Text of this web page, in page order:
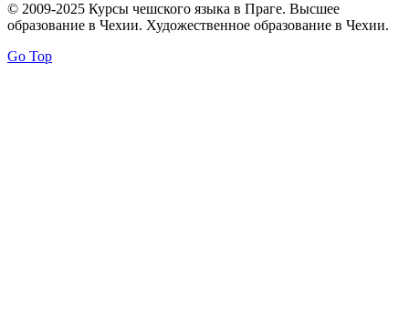
© 2009-2025 Курсы чешского языка в Праге. Высшее
образование в Чехии. Художественное образование в Чехии.
Go Top